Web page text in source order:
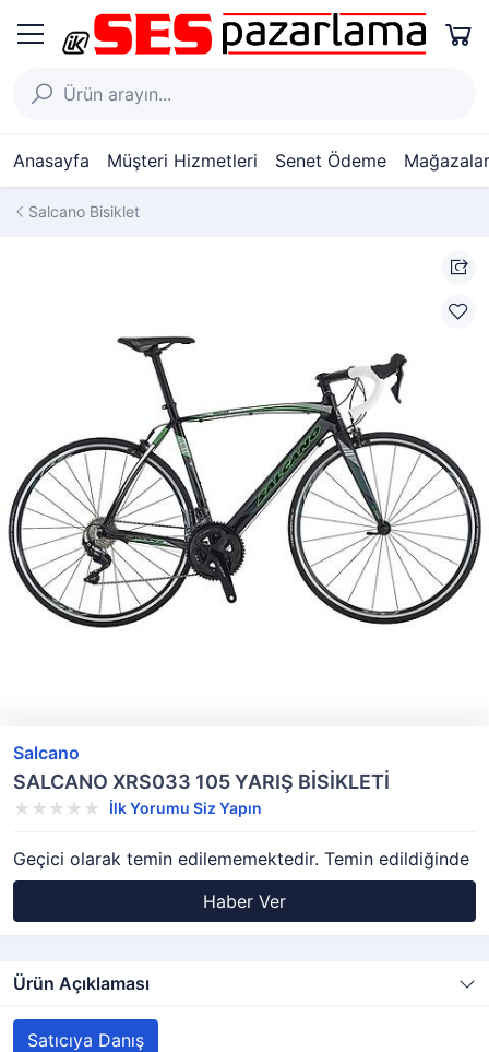
Anasayfa Müşteri Hizmetleri Senet Ödeme
Salcano Bisiklet
Salcano
SALCANO XRS033 105 YARIŞ BİSİKLETİ
İlk Yorumu Siz Yapın
Geçici olarak temin edilememektedir. Temin edildiğinde
Haber Ver
Ürün Açıklaması
Satıcıya Danış